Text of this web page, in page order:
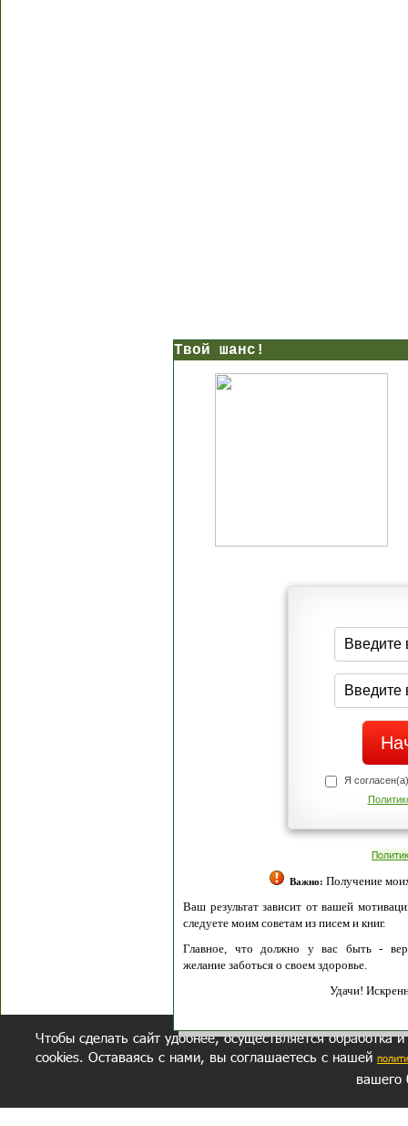
Твой шанс!
Я
Важно: Получение
Ваш результат зависит от вашей
следуете моим советам из писем и книг.
Главное, что должно у вас быть -
желание заботься о своем здоровье.
Удачи!
Чтобы сделать сайт удобнее, осуществляется обработка
cookies. Оставаясь с нами, вы соглашаетесь с нашей
вашего